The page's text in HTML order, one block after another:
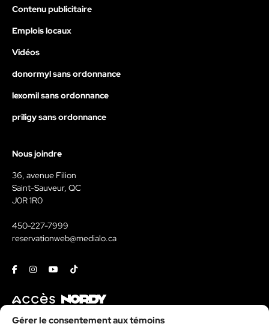
Gérer le consentement aux témoins
Contenu publicitaire
Emplois locaux
Vidéos
donormyl sans ordonnance
lexomil sans ordonnance
priligy sans ordonnance
Nous joindre
36, avenue Filion
Saint-Sauveur, QC
J0R 1R0
450-227-7999
reservationweb@medialo.ca
FacebookInstagramYoutubeTiktok
Contact